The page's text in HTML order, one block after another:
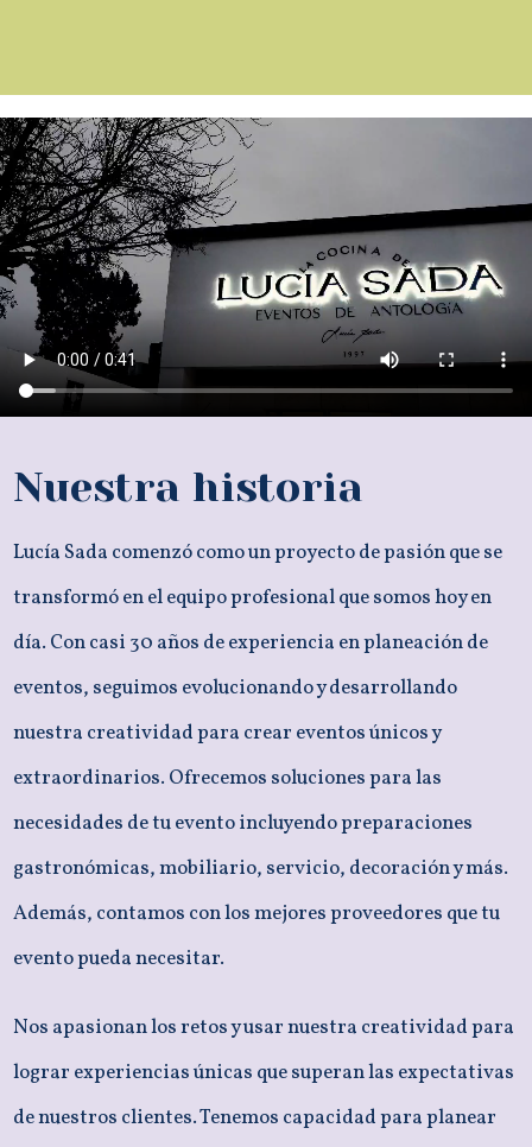
Nuestra historia
Lucía Sada comenzó como un proyecto de pasión que se
transformó en el equipo profesional que somos hoy en
día. Con casi 30 años de experiencia en planeación de
eventos, seguimos evolucionando y desarrollando
nuestra creatividad para crear eventos únicos y
extraordinarios. Ofrecemos soluciones para las
necesidades de tu evento incluyendo preparaciones
gastronómicas, mobiliario, servicio, decoración y más.
Además, contamos con los mejores proveedores que tu
evento pueda necesitar.
Nos apasionan los retos y usar nuestra creatividad para
lograr experiencias únicas que superan las expectativas
de nuestros clientes. Tenemos capacidad para planear